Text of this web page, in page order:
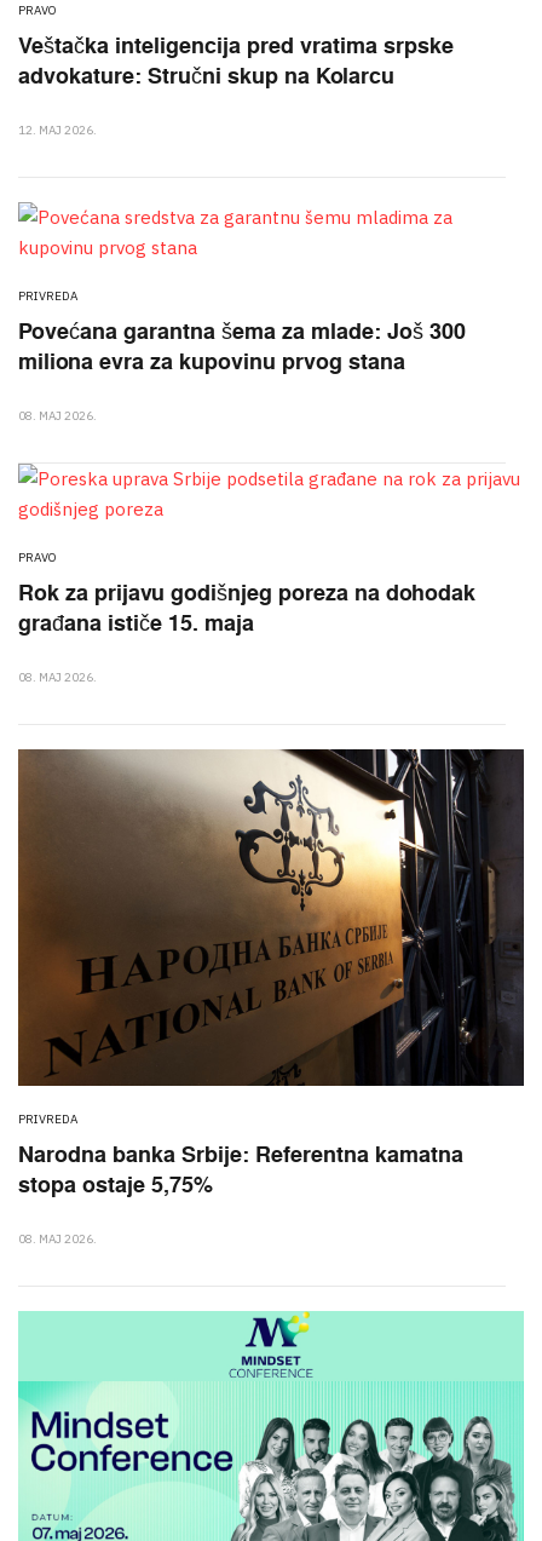
PRAVO
Veštačka inteligencija pred vratima srpske
advokature: Stručni skup na Kolarcu
12. MAJ 2026.
PRIVREDA
Povećana garantna šema za mlade: Još 300
miliona evra za kupovinu prvog stana
08. MAJ 2026.
PRAVO
Rok za prijavu godišnjeg poreza na dohodak
građana ističe 15. maja
08. MAJ 2026.
PRIVREDA
Narodna banka Srbije: Referentna kamatna
stopa ostaje 5,75%
08. MAJ 2026.